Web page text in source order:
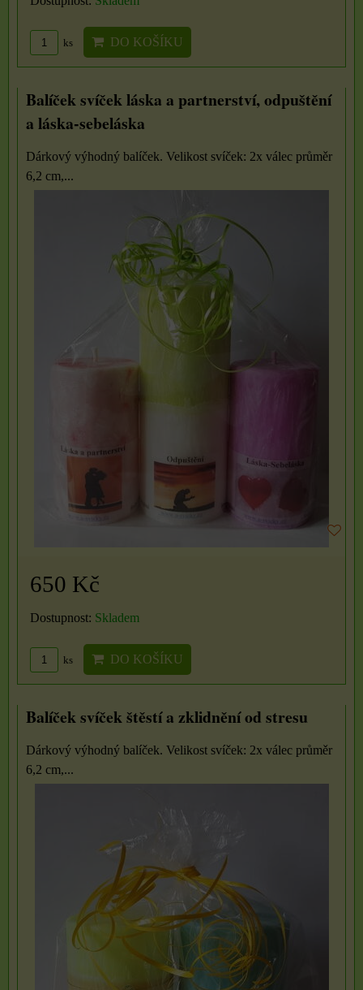
ks DO KOŠÍKU
Balíček svíček láska a partnerství, odpuštění
a láska-sebeláska
Dárkový výhodný balíček. Velikost svíček: 2x válec průměr
6,2 cm,...
650 Kč
Dostupnost: Skladem
ks DO KOŠÍKU
Balíček svíček štěstí a zklidnění od stresu
Dárkový výhodný balíček. Velikost svíček: 2x válec průměr
6,2 cm,...